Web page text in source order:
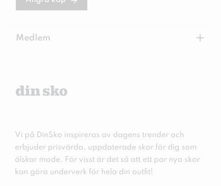
Medlem +
Vi på DinSko inspireras av dagens trender och
erbjuder prisvärda, uppdaterade skor för dig som
älskar mode. För visst är det så att ett par nya skor
kan göra underverk för hela din outfit!